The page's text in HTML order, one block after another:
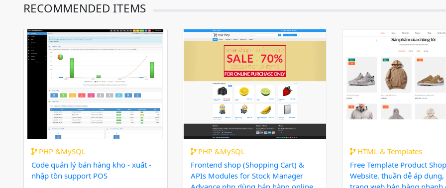
RECOMMENDED ITEMS
PHP &MySQL
Code quản lý bán hàng kho - xuất -
nhập tồn support POS
PHP &MySQL
Frontend shop (Shopping Cart) &
APIs Modules for Stock Manager
HTML & Templates
Free Template Product
Website, thuần dễ áp